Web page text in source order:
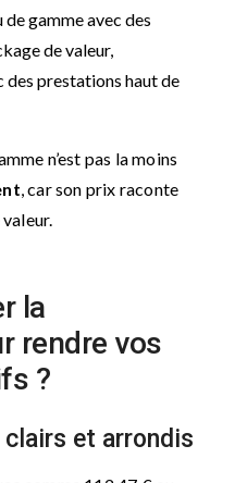
gamme avec des
de valeur,
des prestations haut de
n’est pas la moins
, car son prix raconte
la
rendre vos
?
et arrondis